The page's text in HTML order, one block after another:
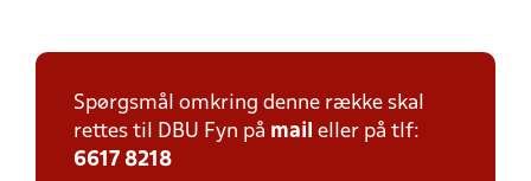
Spørgsmål omkring denne række skal
rettes til DBU Fyn på mail eller på tlf:
6617 8218